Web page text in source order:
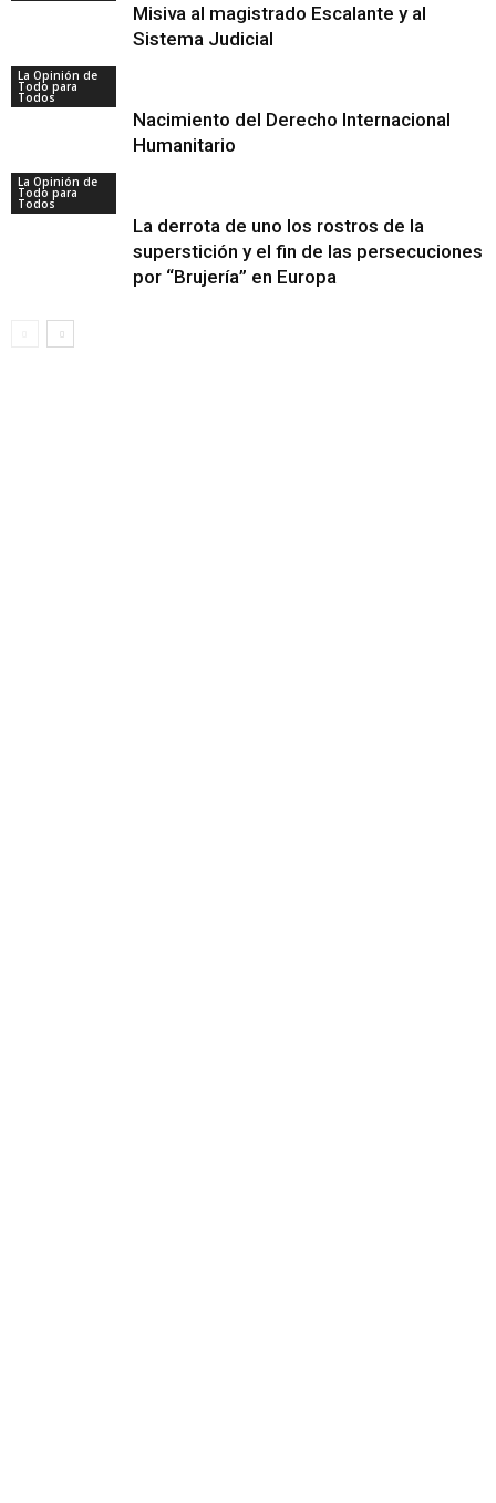
Misiva al magistrado Escalante y al
Sistema Judicial
La Opinión de
Todo para
Todos
Nacimiento del Derecho Internacional
Humanitario
La Opinión de
Todo para
Todos
La derrota de uno los rostros de la
superstición y el fin de las persecuciones
por “Brujería” en Europa